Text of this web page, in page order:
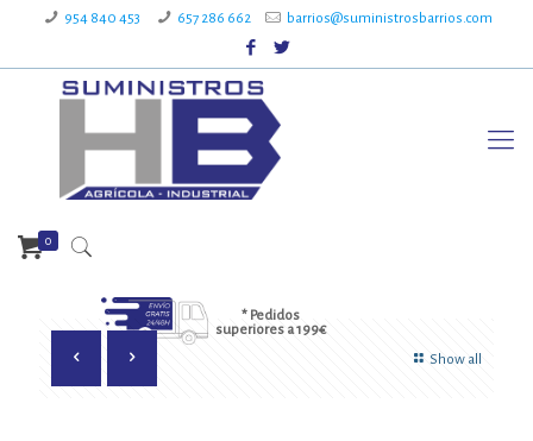
954 840 453 657 286 662 barrios@suministrosbarrios.com
* Pedidos
superiores a 199€
0
Show all